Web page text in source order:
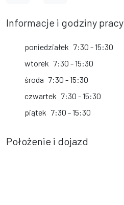
Informacje i godziny pracy
poniedziałek 7:30 - 15:30
wtorek 7:30 - 15:30
środa 7:30 - 15:30
czwartek 7:30 - 15:30
piątek 7:30 - 15:30
Położenie i dojazd